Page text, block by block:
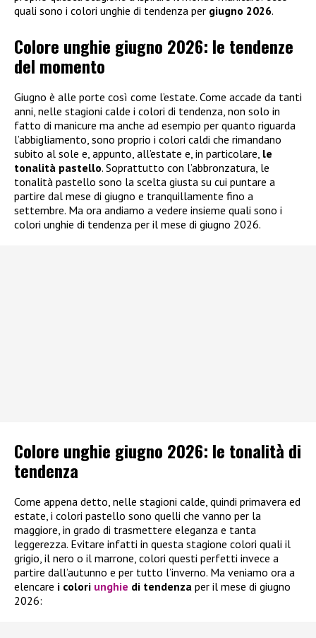
quali sono i colori unghie di tendenza per giugno 2026.
Colore unghie giugno 2026: le tendenze
del momento
Giugno è alle porte così come l’estate. Come accade da tanti
anni, nelle stagioni calde i colori di tendenza, non solo in
fatto di manicure ma anche ad esempio per quanto riguarda
l’abbigliamento, sono proprio i colori caldi che rimandano
subito al sole e, appunto, all’estate e, in particolare, le
tonalità pastello. Soprattutto con l’abbronzatura, le
tonalità pastello sono la scelta giusta su cui puntare a
partire dal mese di giugno e tranquillamente fino a
settembre. Ma ora andiamo a vedere insieme quali sono i
colori unghie di tendenza per il mese di giugno 2026.
Colore unghie giugno 2026: le tonalità di
tendenza
Come appena detto, nelle stagioni calde, quindi primavera ed
estate, i colori pastello sono quelli che vanno per la
maggiore, in grado di trasmettere eleganza e tanta
leggerezza. Evitare infatti in questa stagione colori quali il
grigio, il nero o il marrone, colori questi perfetti invece a
partire dall’autunno e per tutto l’inverno. Ma veniamo ora a
elencare i colori unghie di tendenza per il mese di giugno
2026: